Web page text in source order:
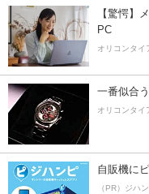
【驚愕】
PC
オリコンタイ
一番似合
オリコンタイ
自販機に
（PR）ジハ